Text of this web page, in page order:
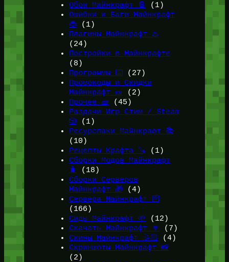
Обои Майнкрафт 📔
(1)
Ошибки и Баги Майнкрафт
🐞(1)
Плагины Майнкрафт ♨️
(24)
Постройки в Майнкрафте
(8)
Программы ⌨️ (27)
Промокоды и Скидки
Майнкрафт 🎫
(2)
Прочее 🧱 (45)
Раздачи Игр Стим / Steam
🎲 (1)
Ресурспаки Майнкрафт 📚
(10)
Рецепты Крафта 🪚 (1)
Сборки Модов Майнкрафт
🧳
(18)
Сборки Серверов
Майнкрафт 🎁 (4)
Сервера Майнкрафт 🛜
(166)
Сиды Майнкрафт 🌱
(12)
Скачать Майнкрафт 🔽
(7)
Скины Майнкрафт 🤹🏻
(4)
Скриншоты Майнкрафт 📸
(2)